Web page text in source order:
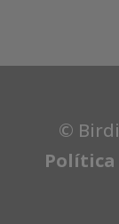
©
Política